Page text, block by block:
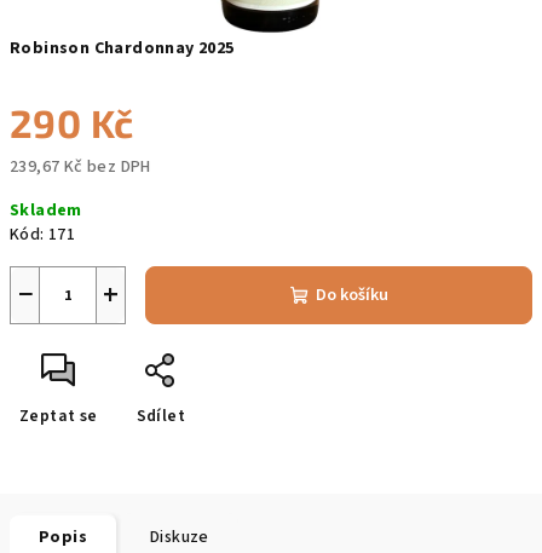
Robinson Chardonnay 2025
290 Kč
239,67 Kč bez DPH
cena:
Skladem
Kód: 171
+
− Do košíku
Zeptat se Sdílet
Popis Diskuze